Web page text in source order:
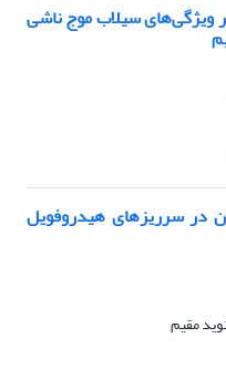
ویژگی‌های سیلاب موج ناشی
در سرریزهای هیدروفویل
مقیم